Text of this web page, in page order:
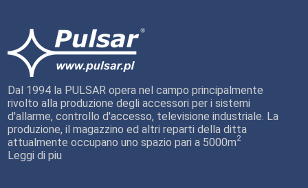
Dal 1994 la PULSAR opera nel campo principalmente
rivolto alla produzione degli accessori per i sistemi
d'allarme, controllo d'accesso, televisione industriale. La
produzione, il magazzino ed altri reparti della ditta
attualmente occupano uno spazio pari a 5000m2
Leggi di piu